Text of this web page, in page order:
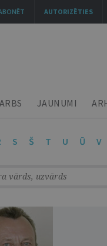
JAUNUMI
S Š T U Ū V
AUTORIZĒTIES